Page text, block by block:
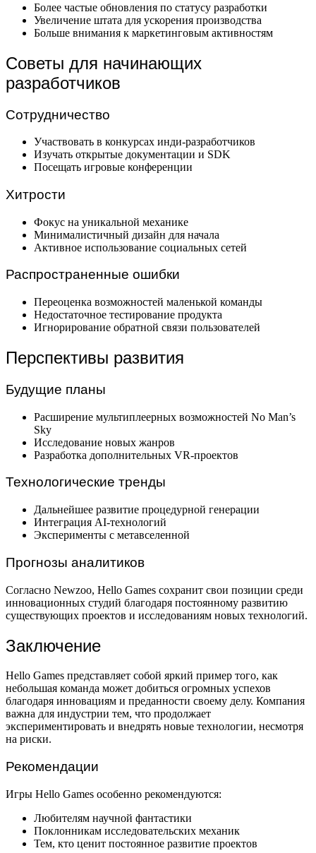
Более частые обновления по статусу разработки
Увеличение штата для ускорения производства
Больше внимания к маркетинговым активностям
Советы для начинающих
разработчиков
Сотрудничество
Участвовать в конкурсах инди-разработчиков
Изучать открытые документации и SDK
Посещать игровые конференции
Хитрости
Фокус на уникальной механике
Минималистичный дизайн для начала
Активное использование социальных сетей
Распространенные ошибки
Переоценка возможностей маленькой команды
Недостаточное тестирование продукта
Игнорирование обратной связи пользователей
Перспективы развития
Будущие планы
Расширение мультиплеерных возможностей No Man’s
Sky
Исследование новых жанров
Разработка дополнительных VR-проектов
Технологические тренды
Дальнейшее развитие процедурной генерации
Интеграция AI-технологий
Эксперименты с метавселенной
Прогнозы аналитиков
Согласно Newzoo, Hello Games сохранит свои позиции среди
инновационных студий благодаря постоянному развитию
существующих проектов и исследованиям новых технологий.
Заключение
Hello Games представляет собой яркий пример того, как
небольшая команда может добиться огромных успехов
благодаря инновациям и преданности своему делу. Компания
важна для индустрии тем, что продолжает
экспериментировать и внедрять новые технологии, несмотря
на риски.
Рекомендации
Игры Hello Games особенно рекомендуются:
Любителям научной фантастики
Поклонникам исследовательских механик
Тем, кто ценит постоянное развитие проектов